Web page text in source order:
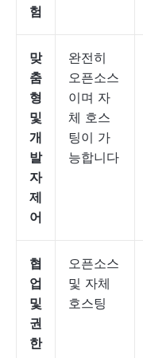
험
맞
춤
형
및
개
발
자
제
어
완전히
오픈소스
이며 자
체 호스
팅이 가
능합니다
협
업
및
권
한
오픈소스
및 자체
호스팅